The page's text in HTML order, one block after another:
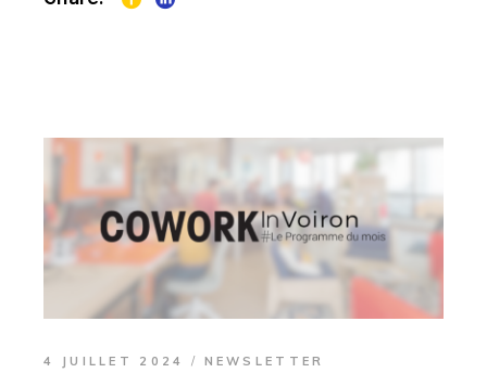
4 JUILLET 2024 NEWSLETTER